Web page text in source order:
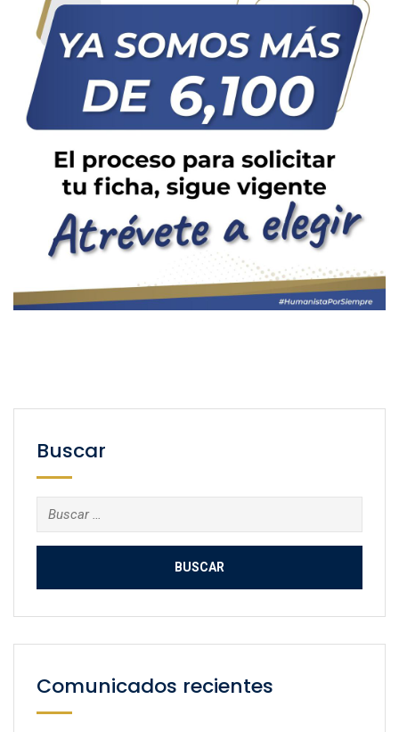
Buscar
Buscar:
Comunicados recientes